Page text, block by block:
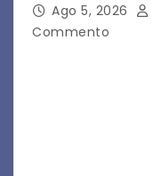
Ago 5, 2026
Commento